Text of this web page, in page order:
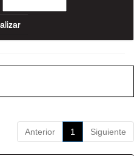
Anterior 1 Siguiente